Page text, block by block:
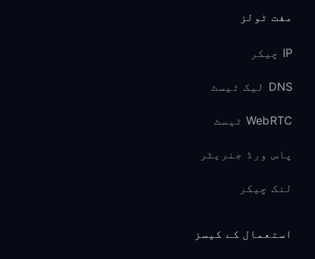
مفت ٹولز
IP چیکر
DNS لیک ٹیسٹ
WebRTC ٹیسٹ
پاس ورڈ جنریٹر
لنک چیکر
استعمال کے کیسز